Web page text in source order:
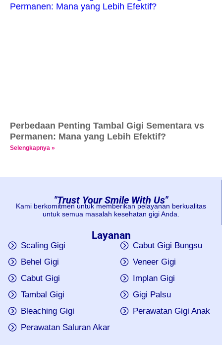
Perbedaan Penting Tambal Gigi Sementara vs
Permanen: Mana yang Lebih Efektif?
Selengkapnya »
"Trust Your Smile With Us"
Kami berkomitmen untuk memberikan pelayanan berkualitas
untuk semua masalah kesehatan gigi Anda.
Layanan
Scaling Gigi
Behel Gigi
Cabut Gigi
Tambal Gigi
Bleaching Gigi
Perawatan Saluran Akar
Cabut Gigi Bungsu
Veneer Gigi
Implan Gigi
Gigi Palsu
Perawatan Gigi Anak